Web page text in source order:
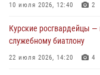
сбыта крупной партии
04 августа 2026, 12:52
10 июля 2026, 12:40 2
Курские росгвардейцы
служебному биатлону
22 июля 2026, 14:20 4